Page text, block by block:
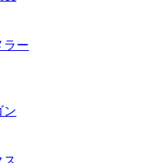
ラー
ン